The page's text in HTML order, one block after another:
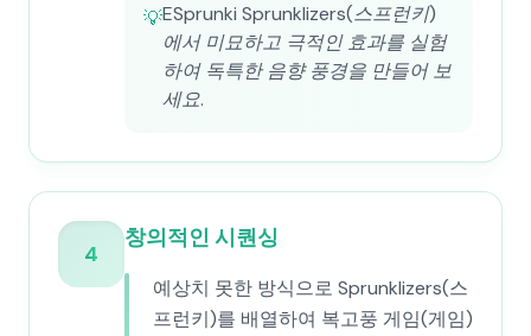
💡ESprunki Sprunklizers(스프런키)
에서 미묘하고 극적인 효과를 실험
하여 독특한 음향 풍경을 만들어 보
세요.
4
창의적인 시퀀싱
예상치 못한 방식으로 Sprunklizers(스
프런키)를 배열하여 복고풍 게임(게임)